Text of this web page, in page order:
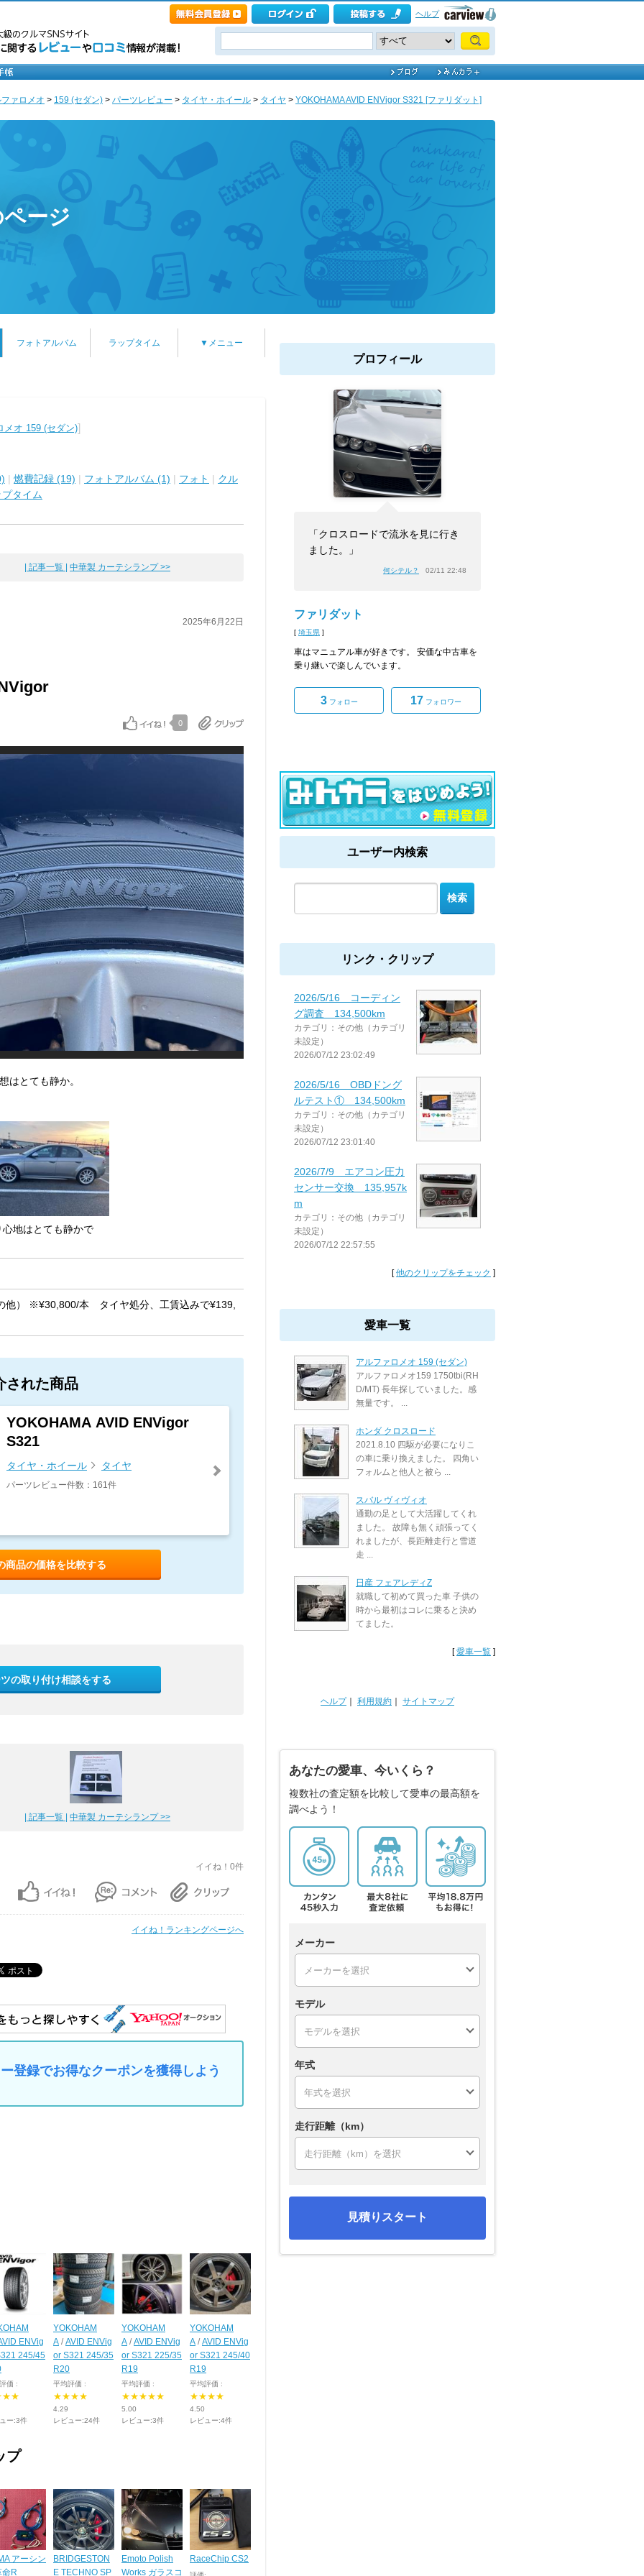
ヘルプ
ァロメオ > 159 (セダン) > パーツレビュー > タイヤ・ホイール > タイヤ > YOKOHAMA AVID ENVigor S321 [ファリダット]
ージ
フォトアルバム ラップタイム ▼メニュー
メオ 159 (セダン)]
| 燃費記録 (19) | フォトアルバム (1) | フォト | クル
タイム
| 記事一覧 | 中華製 カーテシランプ >>
2025年6月22日
0
はとても静か。
心地はとても静かで
他） ※¥30,800/本 タイヤ処分、工賃込みで¥139,
された商品
YOKOHAMA AVID ENVigor
S321
タイヤ・ホイール タイヤ
パーツレビュー件数：161件
商品の価格を比較する
の取り付け相談をする
| 記事一覧 | 中華製 カーテシランプ >>
イイね！0件
イイね！ランキングページへ
登録でお得なクーポンを獲得しよう
ENVig
245/45
価 :
ー:3件
YOKOHAM
A /AVID ENVig
or S321 245/35
R20
平均評価 :
★★★★
4.29
レビュー:24件
YOKOHAM
A /AVID ENVig
or S321 225/35
R19
平均評価 :
★★★★★
5.00
レビュー:3件
YOKOHAM
A /AVID ENVig
or S321 245/40
R19
平均評価 :
★★★★
4.50
レビュー:4件
プ
アーシン
命R
BRIDGESTON
E TECHNO SP
Emoto Polish
Works ガラスコ
RaceChip CS2
プロフィール
「クロスロードで流氷を見に行き
ました。」
何シテル？ 02/11 22:48
ファリダット
[ 埼玉県 ]
車はマニュアル車が好きです。 安価な中古車を
乗り継いで楽しんでいます。
3フォロー 17 フォロワー
ユーザー内検索
リンク・クリップ
2026/5/16 コーディン
グ調査 134,500km
カテゴリ：その他（カテゴリ
未設定）
2026/07/12 23:02:49
2026/5/16 OBDドング
ルテスト① 134,500km
カテゴリ：その他（カテゴリ
未設定）
2026/07/12 23:01:40
2026/7/9 エアコン圧力
センサー交換 135,957k
m
カテゴリ：その他（カテゴリ
未設定）
2026/07/12 22:57:55
[他のクリップをチェック ]
愛車一覧
アルファロメオ 159 (セダン)
アルファロメオ159 1750tbi(RH
D/MT) 長年探していました。感
無量です。 ...
ホンダ クロスロード
2021.8.10 四駆が必要になりこ
の車に乗り換えました。 四角い
フォルムと他人と被ら ...
スバル ヴィヴィオ
通勤の足として大活躍してくれ
ました。 故障も無く頑張ってく
れましたが、長距離走行と雪道
走 ...
日産 フェアレディZ
就職して初めて買った車 子供の
時から最初はコレに乗ると決め
てました。
[愛車一覧 ]
ヘルプ｜ 利用規約 サイトマップ
あなたの愛車、今いくら？
複数社の査定額を比較して愛車の最高額を
調べよう！
メーカー
モデル
年式
走行距離（km）
見積りスタート